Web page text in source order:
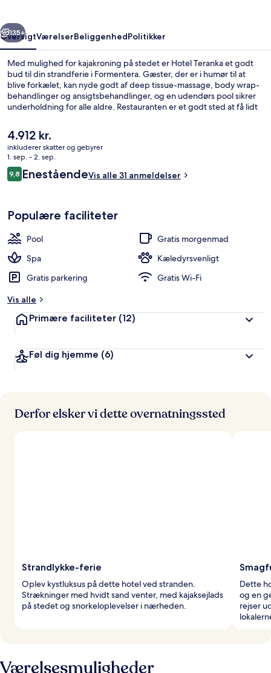
Næste
135+
OversigtVærelserBeliggenhedPolitikker
Med mulighed for kajakroning på stedet er Hotel Teranka et godt
bud til din strandferie i Formentera. Gæster, der er i humør til at
blive forkælet, kan nyde godt af deep tissue-massage, body wrap-
behandlinger og ansigtsbehandlinger, og en udendørs pool sikrer
underholdning for alle aldre. Restauranten er et godt sted at få lidt
faciliteter tæller et fitnesscenter, en snackbar/deli og gratis
cykeludlejning.
Den
nuværende
pris
er
4.912 kr.
4.912 kr.
inkluderer skatter og gebyrer
1. sep. - 2. sep.
Anmeldelser
9,89,8 ud af 10.
EneståendeVis alle 31 anmeldelser
Populære faciliteter
Pool
Gratis morgenmad
Spa
Kæledyrsvenligt
Gratis parkering
Gratis Wi-Fi
Vis alle
Primære faciliteter (12)
Føl dig hjemme (6)
Derfor elsker vi dette overnatningssted
Strandlykke-ferie
Oplev kystluksus på dette hotel ved stranden.
Strækninger med hvidt sand venter, med kajaksejlads
på stedet og snorkeloplevelser i nærheden.
Dette
og en
rejser
Værelsesmuligheder